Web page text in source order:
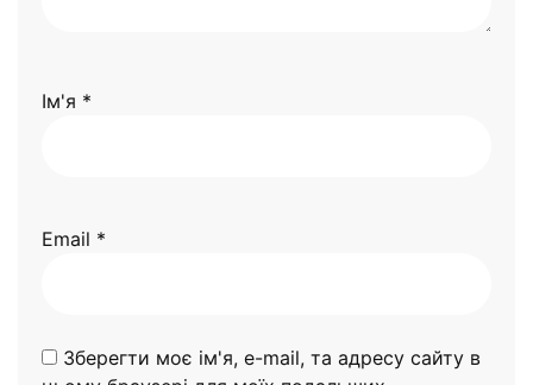
Ім'я *
Email *
Зберегти моє ім'я, e-mail, та адресу сайту в